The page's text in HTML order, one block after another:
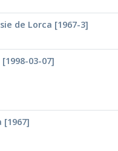
de Lorca [1967-3]
03-07]
[1967]